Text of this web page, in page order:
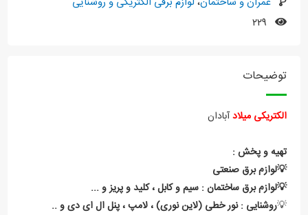
توضیحات
الکتریکی میلادآبادان
تهیه و پخش :
💡لوازم برق صنعتی
💡لوازم برق ساختمان : سیم و کابل ، کلید و پریز و ...
💡روشنایی : نور خطی (لاین نوری) ، لامپ ، پنل ال ای دی و ..